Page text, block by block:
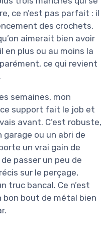
ce n’est pas parfait : il
des crochets,
aimerait bien avoir
en plus ou au moins la
ce qui revient
semaines, mon
support fait le job et
avant. C’est robuste,
garage ou un abri de
un vrai gain de
passer un peu de
sur le perçage,
truc bancal. Ce n’est
bon bout de métal bien